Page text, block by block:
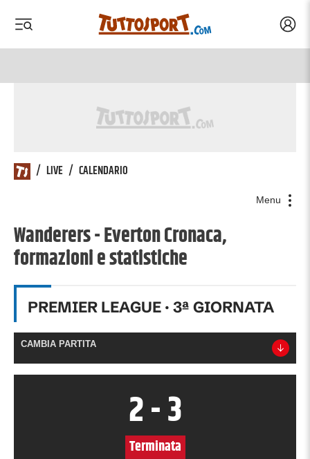
/ LIVE / CALENDARIO
Menu
Wanderers - Everton Cronaca,
formazioni e statistiche
PREMIER LEAGUE · 3ª GIORNATA
CAMBIA PARTITA
2-3
Terminata